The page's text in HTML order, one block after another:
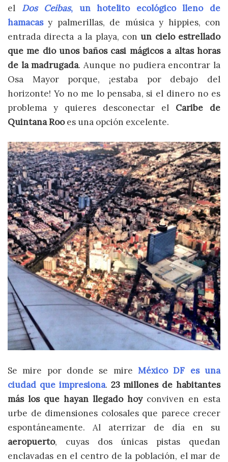
el Dos Ceibas, un hotelito ecológico lleno de
hamacasy palmerillas, de música y hippies, con
entrada directa a la playa, con un cielo estrellado
que me dio unos baños casi mágicos a altas horas
de la madrugada. Aunque no pudiera encontrar la
Osa Mayor porque, ¡estaba por debajo del
horizonte! Yo no me lo pensaba, si el dinero no es
problema y quieres desconectar el Caribe de
Quintana Rooes una opción excelente.
Se mire por donde se mire México DF es una
ciudad que impresiona. 23 millones de habitantes
más los que hayan llegado hoyconviven en esta
urbe de dimensiones colosales que parece crecer
espontáneamente. Al aterrizar de día en su
aeropuerto, cuyas dos únicas pistas quedan
enclavadas en el centro de la población, el mar de